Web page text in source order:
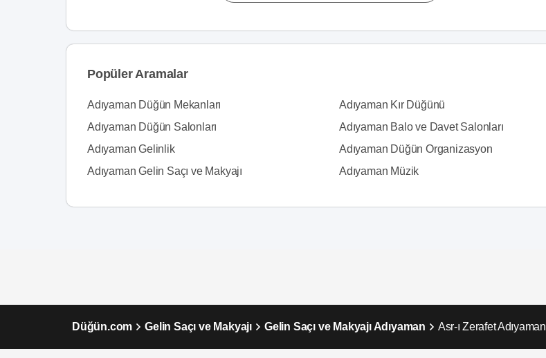
Popüler Aramalar
Adıyaman Düğün Mekanları Adıyaman Kır Düğünü
Adıyaman Düğün Salonları
Adıyaman Balo ve Davet Salonları
Adıyaman Gelinlik
Adıyaman Düğün Organizasyon
Adıyaman Gelin Saçı ve Makyajı
Adıyaman Müzik
Düğün.com Gelin Saçı ve Makyajı Gelin Saçı ve Makyajı Adıyaman Asr-ı Zerafet Adıyaman